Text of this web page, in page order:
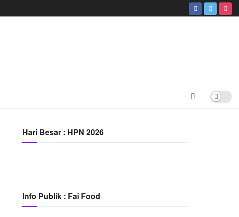
Hari Besar : HPN 2026
Info Publik : Fai Food